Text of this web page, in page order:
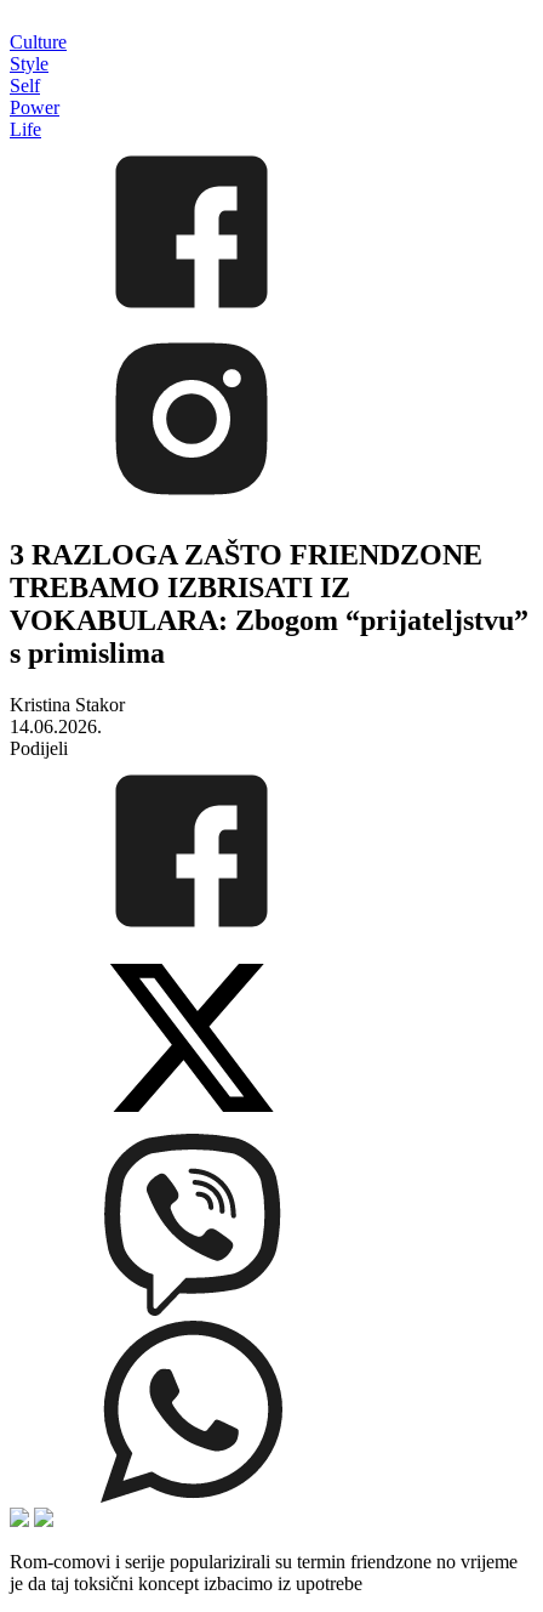
Culture
Style
Self
Power
Life
3 RAZLOGA ZAŠTO FRIENDZONE
TREBAMO IZBRISATI IZ
VOKABULARA: Zbogom “prijateljstvu”
s primislima
Kristina Stakor
14.06.2026.
Podijeli
Rom-comovi i serije popularizirali su termin friendzone no vrijeme
je da taj toksični koncept izbacimo iz upotrebe